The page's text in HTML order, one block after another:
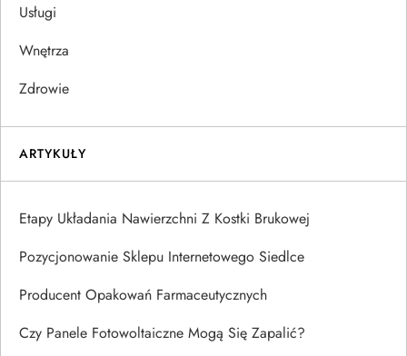
Usługi
Wnętrza
Zdrowie
ARTYKUŁY
Etapy Układania Nawierzchni Z Kostki Brukowej
Pozycjonowanie Sklepu Internetowego Siedlce
Producent Opakowań Farmaceutycznych
Czy Panele Fotowoltaiczne Mogą Się Zapalić?